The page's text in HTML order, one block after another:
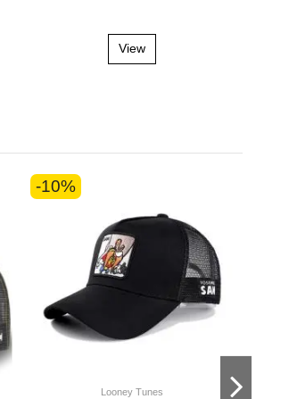
View
-10%
Looney Tunes